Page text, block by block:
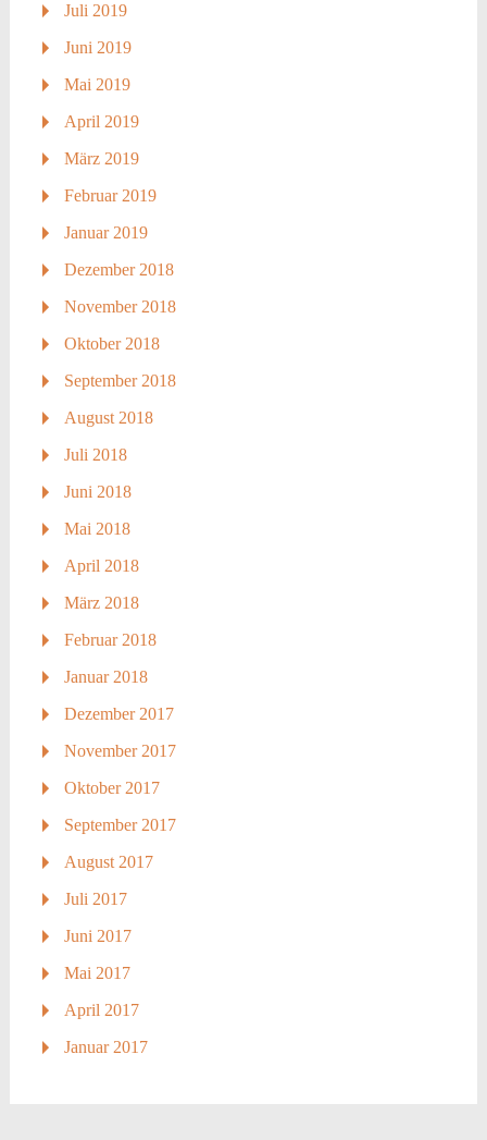
Juli 2019
Juni 2019
Mai 2019
April 2019
März 2019
Februar 2019
Januar 2019
Dezember 2018
November 2018
Oktober 2018
September 2018
August 2018
Juli 2018
Juni 2018
Mai 2018
April 2018
März 2018
Februar 2018
Januar 2018
Dezember 2017
November 2017
Oktober 2017
September 2017
August 2017
Juli 2017
Juni 2017
Mai 2017
April 2017
Januar 2017